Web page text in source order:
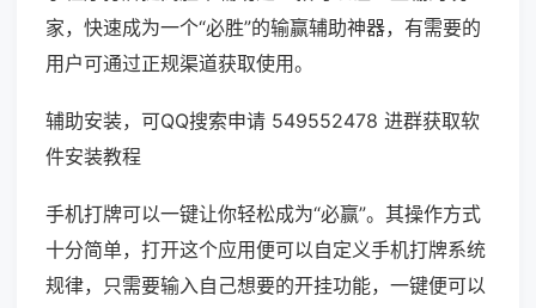
家，快速成为一个“必胜”的输赢辅助神器，有需要的
用户可通过正规渠道获取使用。
辅助安装，可QQ搜索申请 549552478 进群获取软
件安装教程
手机打牌可以一键让你轻松成为“必赢”。其操作方式
十分简单，打开这个应用便可以自定义手机打牌系统
规律，只需要输入自己想要的开挂功能，一键便可以